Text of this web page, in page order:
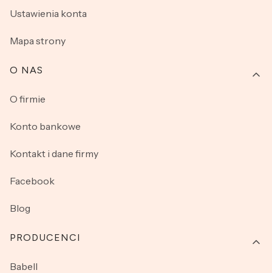
Ustawienia konta
Mapa strony
O NAS
O firmie
Konto bankowe
Kontakt i dane firmy
Facebook
Blog
PRODUCENCI
Babell